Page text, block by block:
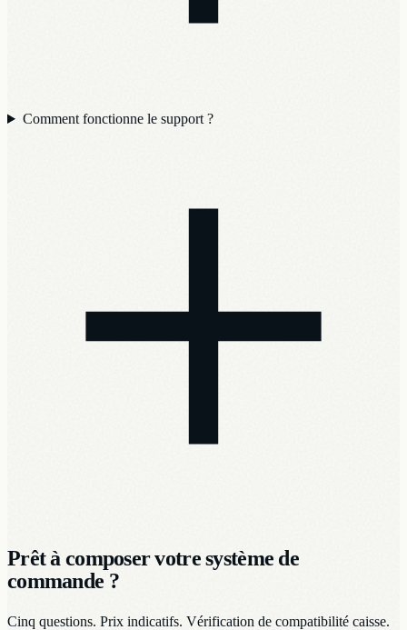
Comment fonctionne le support ?
Prêt à composer votre système de
commande ?
Cinq questions. Prix indicatifs. Vérification de compatibilité caisse.